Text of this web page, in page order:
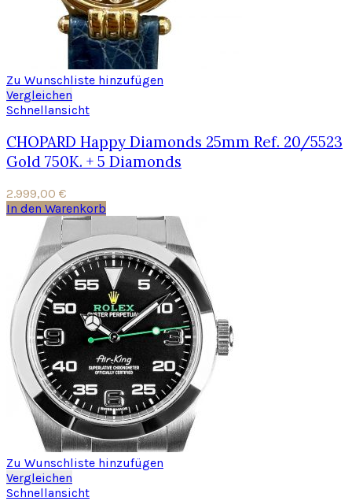
Zu Wunschliste hinzufügen
Vergleichen
Schnellansicht
CHOPARD Happy Diamonds 25mm Ref. 20/5523
Gold 750K. + 5 Diamonds
2.999,00 €
In den Warenkorb
Zu Wunschliste hinzufügen
Vergleichen
Schnellansicht